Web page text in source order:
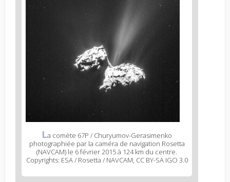
La comète 67P / Churyumov-Gerasimenko
photographiée par la caméra de navigation Rosetta
(NAVCAM) le 6 février 2015 à 124 km du centre.
Copyrights: ESA / Rosetta / NAVCAM, CC BY-SA IGO 3.0